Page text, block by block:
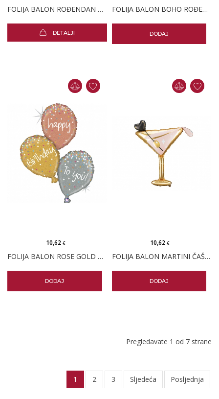
FOLIJA BALON ROĐENDAN PASTEL
DETALJI
FOLIJA BALON BOHO ROĐENDAN
DODAJ
FOLIJA BALON ROSE GOLD ROĐENDAN
10,62 €
DODAJ
FOLIJA BALON MARTINI ČAŠA ROSE GOLD
10,62€
DODAJ
Pregledavate 1 od 7 strane
1 2 3 Sljedeća Posljednja